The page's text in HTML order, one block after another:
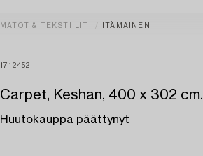
MATOT & TEKSTIILIT ITÄMAINEN
1712452
Carpet, Keshan, 400 x 302 cm.
Huutokauppa päättynyt